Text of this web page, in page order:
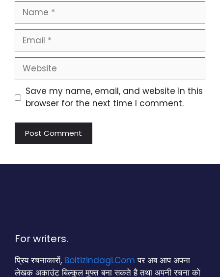
Name
Email
Website
Save my name, email, and website in this
browser for the next time I comment.
For writers.
प्रिय रचनाकारों, Boltizindagi.Com पर अब आप अपना
लेखक अकाउंट बिल्कुल मुफ्त बना सकते है तथा अपनी रचना को